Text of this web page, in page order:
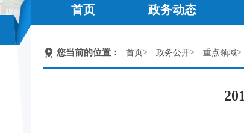
首页 政务动态
您当前的位置： 首页> 政务公开> 重点领域>